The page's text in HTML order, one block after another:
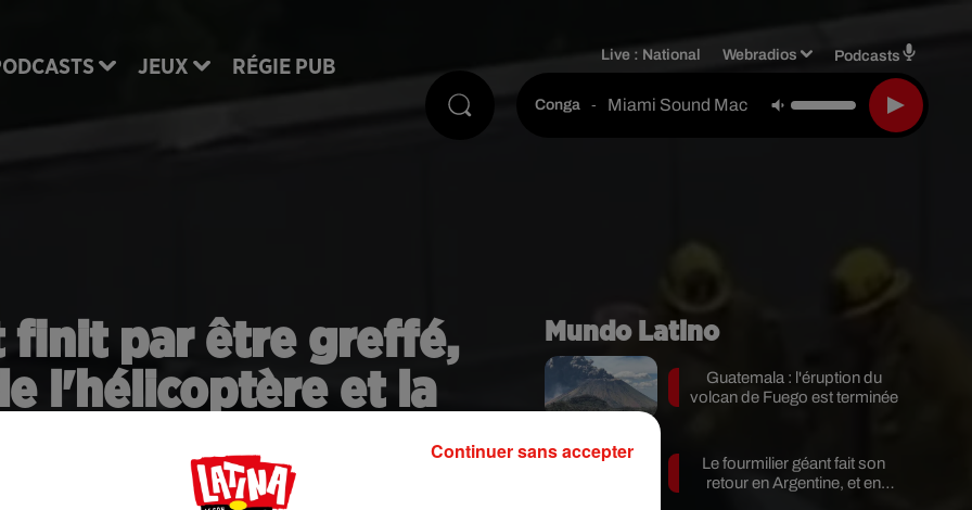
JEUX RÉGIE PUB
Live : National Webradios Podcasts
Conga - Miami Sound Machine Feat. Gloria Estefan
finit par être greffé,
l'hélicoptère et la
(vidéo)
Mundo Latino
Guatemala : l'éruption du
volcan de Fuego est terminée
Le fourmilier géant fait son
retour en Argentine, et en
Continuer sans accepter